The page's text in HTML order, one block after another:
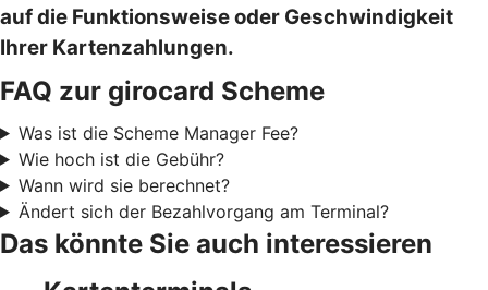
auf die Funktionsweise oder Geschwindigkeit
Ihrer Kartenzahlungen.
FAQ zur girocard Scheme
Was ist die Scheme Manager Fee?
Wie hoch ist die Gebühr?
Wann wird sie berechnet?
Ändert sich der Bezahlvorgang am Terminal?
Das könnte Sie auch interessieren